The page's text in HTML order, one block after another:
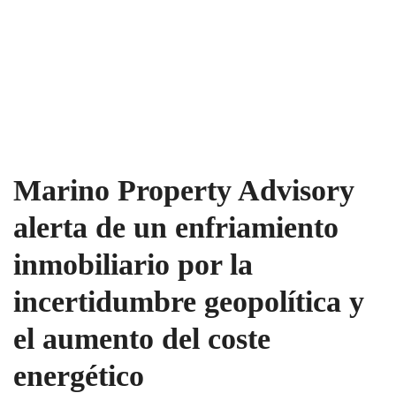
Marino Property Advisory
alerta de un enfriamiento
inmobiliario por la
incertidumbre geopolítica y
el aumento del coste
energético